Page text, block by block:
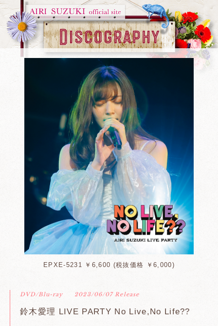
EPXE-5231 ￥6,600 (税抜価格 ￥6,000)
DVD/Blu-ray 2023/06/07 Release
鈴木愛理 LIVE PARTY No Live,No Life??